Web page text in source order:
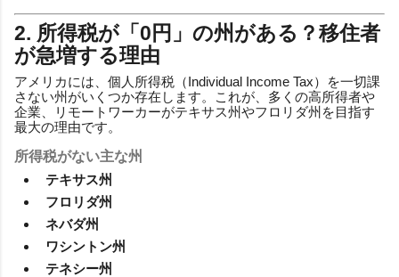
2. 所得税が「0円」の州がある？移住者
が急増する理由
アメリカには、個人所得税（Individual Income Tax）を一切課
さない州がいくつか存在します。これが、多くの高所得者や
企業、リモートワーカーがテキサス州やフロリダ州を目指す
最大の理由です。
所得税がない主な州
テキサス州
フロリダ州
ネバダ州
ワシントン州
テネシー州